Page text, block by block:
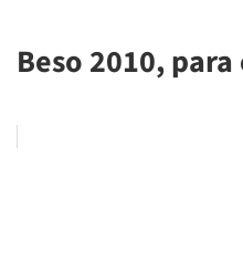
Beso 2010,